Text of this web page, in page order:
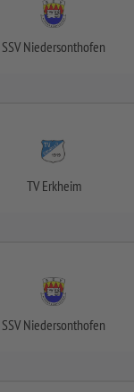
SSV Niedersonthofen
TV Erkheim
SSV Niedersonthofen